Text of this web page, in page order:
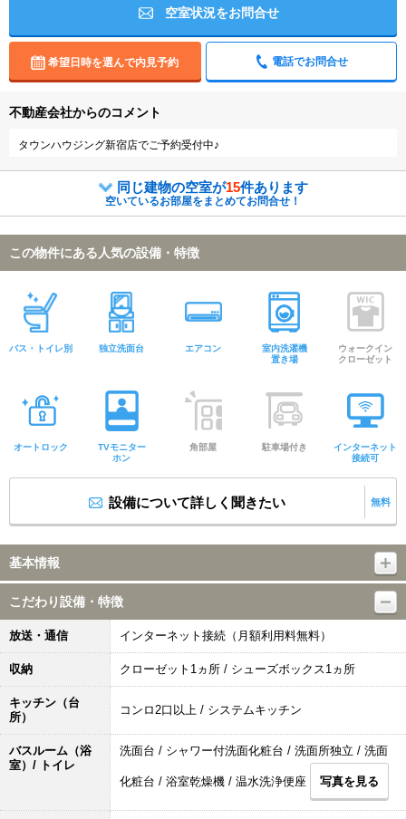
空室状況をお問合せ
希望日時を選んで内見予約 電話でお問合せ
不動産会社からのコメント
タウンハウジング新宿店でご予約受付中♪
同じ建物の空室が15件あります
空いているお部屋をまとめてお問合せ！
この物件にある人気の設備・特徴
バス・トイレ別 独立洗面台 エアコン
室内洗濯機
置き場
ウォークイン
クローゼット
オートロック
TVモニター
ホン
角部屋 駐車場付き
インターネット
接続可
設備について詳しく聞きたい 無料
基本情報
こだわり設備・特徴
放送・通信 インターネット接続（月額利用料無料）
収納 クローゼット1ヵ所 / シューズボックス1ヵ所
キッチン（台
所）
コンロ2口以上 / システムキッチン
バスルーム（浴
室）/ トイレ
洗面台 / シャワー付洗面化粧台 / 洗面所独立 / 洗面
化粧台 / 浴室乾燥機 / 温水洗浄便座 写真を見る